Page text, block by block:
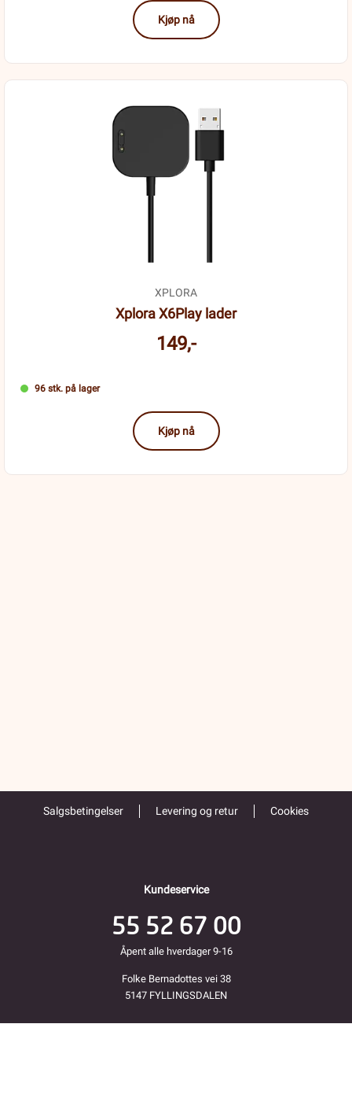
Kjøp nå
XPLORA
Xplora X6Play lader
149,-
96 stk. på lager
Kjøp nå
Salgsbetingelser Levering og retur Cookies
Kundeservice
55 52 67 00
Åpent alle hverdager 9-16
Folke Bernadottes vei 38
5147 FYLLINGSDALEN